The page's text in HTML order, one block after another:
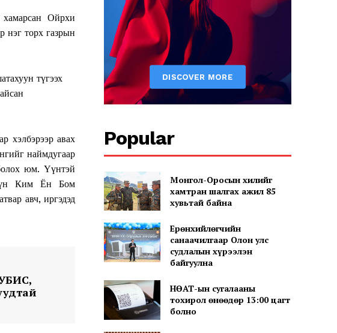
Ойрхи
нэг торх газрын
түгээх
хэлбэрээр авах
наймдугаар
юм. Үүнтэй
Ким Ён Бом
авч, иргэдэд
Popular
Монгол-Оросын хилийг
хамтран шалгах ажил 85
хувьтай байна
Ерөнхийлөгчийн
санаачилгаар Олон улс
судлалын хүрээлэн
байгуулна
НӨАТ-ын сугалааны
тохирол өнөөдөр 13:00 цагт
болно